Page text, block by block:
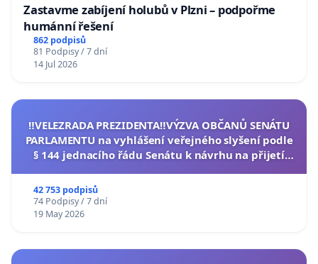
Zastavme zabíjení holubů v Plzni – podpořme
humánní řešení
862 podpisů
81 Podpisy / 7 dní
14 Jul 2026
‼️VELEZRADA PREZIDENTA‼️VÝZVA OBČANŮ SENÁTU
PARLAMENTU na vyhlášení veřejného slyšení podle
§ 144 jednacího řádu Senátu k návrhu na přijetí
42 753 podpisů
74 Podpisy / 7 dní
19 May 2026